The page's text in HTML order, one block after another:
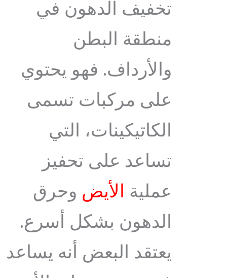
تخفيف الدهون في
منطقة البطن
والأرداف. فهو يحتوي
على مركبات تسمى
الكاتيكينات، التي
تساعد على تحفيز
عملية الأيض وحرق
الدهون بشكل أسرع.
يعتقد البعض أنه يساعد